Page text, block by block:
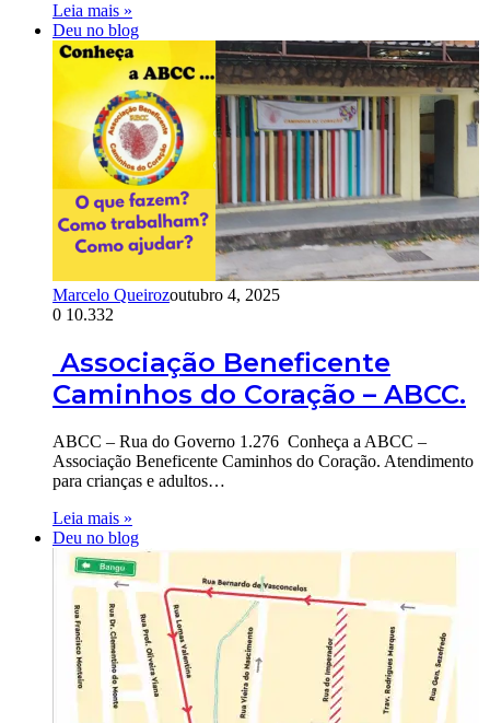
Leia mais »
Deu no blog
Marcelo Queirozoutubro 4, 2025
0 10.332
Associação Beneficente
Caminhos do Coração – ABCC.
ABCC – Rua do Governo 1.276 Conheça a ABCC –
Associação Beneficente Caminhos do Coração. Atendimento
para crianças e adultos…
Leia mais »
Deu no blog